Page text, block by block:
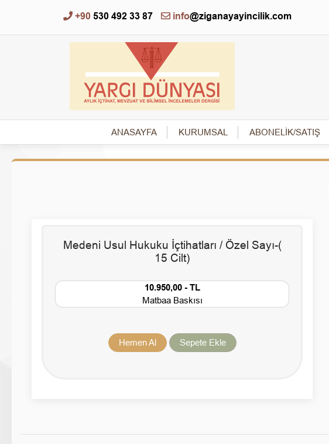
+90 530 492 33 87 info@ziganayayincilik.com
ANASAYFA KURUMSAL ABONELİK/SATIŞ
Medeni Usul Hukuku İçtihatları / Özel Sayı-(
15 Cilt)
10.950,00 - TL
Matbaa Baskısı
Hemen Al Sepete Ekle